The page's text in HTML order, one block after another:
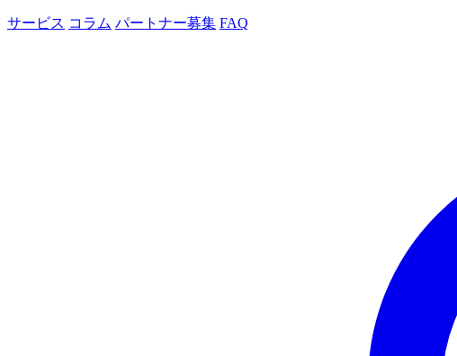
サービス コラム パートナー募集 FAQ